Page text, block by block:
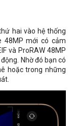
hai vào hệ thống
48MP mới có cảm
và ProRAW 48MP
Nhờ đó bạn có
hoặc trong những